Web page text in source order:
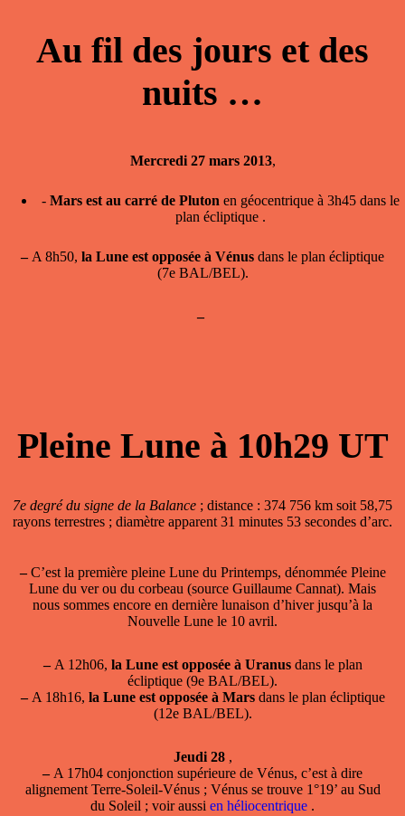
Au fil des jours et des
nuits …
Mercredi 27 mars 2013,
- Mars est au carré de Pluton en géocentrique à 3h45 dans le
plan écliptique .
–A 8h50, la Lune est opposée à Vénus dans le plan écliptique
(7e BAL/BEL).
–
Pleine Lune à 10h29 UT
7e degré du signe de la Balance ; distance : 374 756 km soit 58,75
rayons terrestres ; diamètre apparent 31 minutes 53 secondes d’arc.
–C’est la première pleine Lune du Printemps, dénommée Pleine
Lune du ver ou du corbeau (source Guillaume Cannat). Mais
nous sommes encore en dernière lunaison d’hiver jusqu’à la
Nouvelle Lune le 10 avril.
–A 12h06, la Lune est opposée à Uranusdans le plan
écliptique (9e BAL/BEL).
–A 18h16, la Lune est opposée à Marsdans le plan écliptique
(12e BAL/BEL).
Jeudi 28 ,
–A 17h04 conjonction supérieure de Vénus, c’est à dire
alignement Terre-Soleil-Vénus ; Vénus se trouve 1°19’ au Sud
du Soleil ; voir aussi en héliocentrique .